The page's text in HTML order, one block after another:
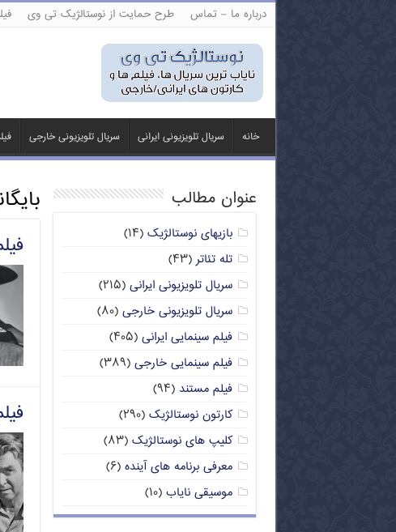
درباره ما – تماس طرح حمایت از نوستالژیک تی وی
خانه سریال تلویزیونی ایرانی سریال تلویزیونی خارجی
عنوان مطالب
بازیهای نوستالژیک (۱۴)
تله تئاتر(۴۳)
سریال تلویزیونی ایرانی (۲۱۵)
سریال تلویزیونی خارجی (۸۰)
فیلم سینمایی ایرانی (۴۰۵)
فیلم سینمایی خارجی (۳۸۹)
فیلم مستند (۹۴)
کارتون نوستالژیک (۲۹۰)
کلیپ های نوستالژیک (۸۳)
معرفی برنامه های آینده (۶)
موسیقی نایاب (۱۰)